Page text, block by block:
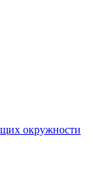
окружности